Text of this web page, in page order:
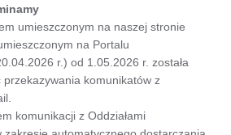
umieszczonym na naszej stronie
na Portalu
r.) od 1.05.2026 r. została
przekazywania komunikatów z
komunikacji z Oddziałami